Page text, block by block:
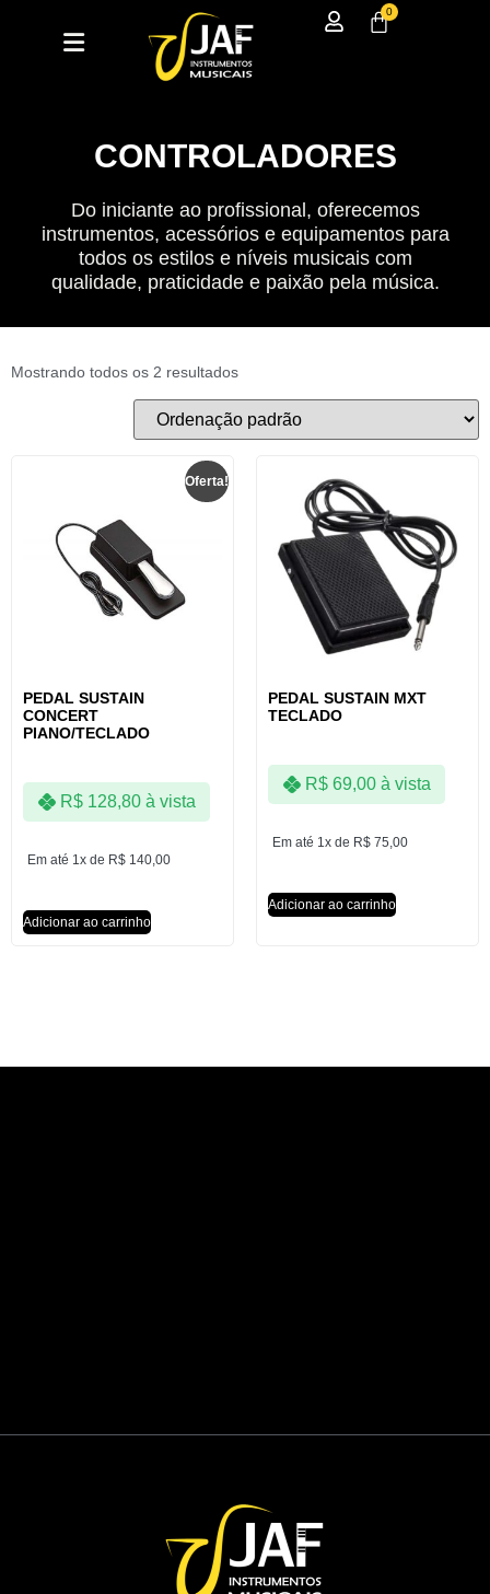
0
CONTROLADORES
Do iniciante ao profissional, oferecemos
instrumentos, acessórios e equipamentos para
todos os estilos e níveis musicais com
qualidade, praticidade e paixão pela música.
Mostrando todos os 2 resultados
Oferta!
PEDAL SUSTAIN
CONCERT
PIANO/TECLADO
Em até 1x de R$ 140,00
R$128,80 à vista
Adicionar ao carrinho
PEDAL SUSTAIN MXT
TECLADO
Em até 1x de R$ 75,00
R$69,00 à vista
Adicionar ao carrinho